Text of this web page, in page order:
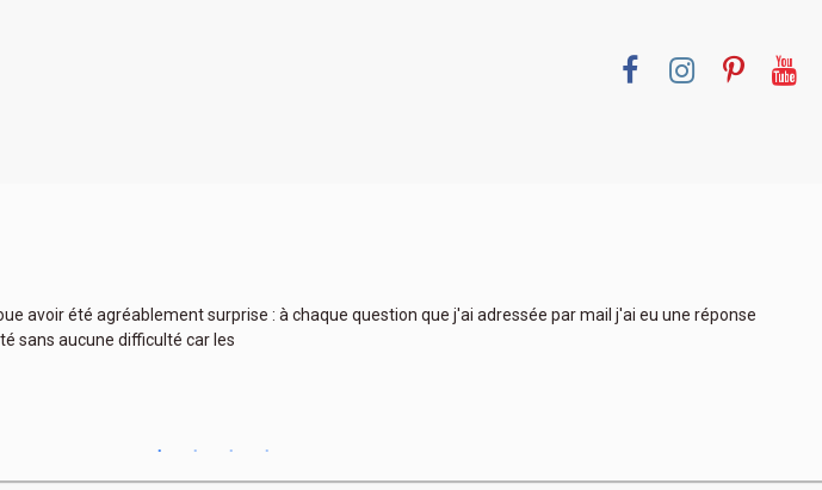
avoir été agréablement surprise : à chaque question que j'ai adressée par mail j'ai eu une réponse
sans aucune difficulté car les